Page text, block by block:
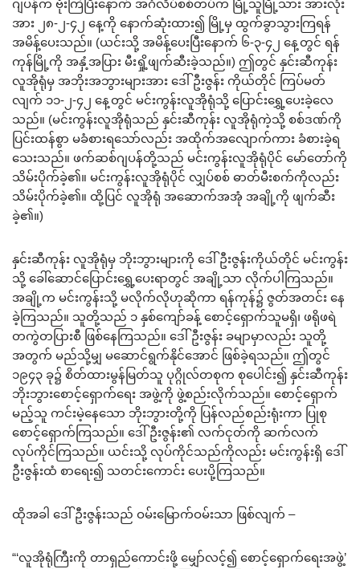
ဂျပန်က ဗုံးကြဲပြီးနောက် အင်္ဂလိပ်စစ်တပ်က မြို့သူမြို့သား အားလုံး
အား ၂၈-၂-၄၂ နေ့ကို နောက်ဆုံးထား၍ မြို့မှ ထွက်ခွာသွားကြရန်
အမိန့်ပေးသည်။ (ယင်းသို့ အမိန့်ပေးပြီးနောက် ၆-၃-၄၂ နေ့တွင် ရန်
ကုန်မြို့ကို အနှံ့အပြား မီးရှို့ဖျက်ဆီးခဲ့သည်။) ဤတွင် နှင်းဆီကုန်း
လူအိုရုံမှ အဘိုးအဘွားများအား ဒေါ်ဦးဇွန်း ကိုယ်တိုင် ကြပ်မတ်
လျက် ၁၁-၂-၄၂ နေ့တွင် မင်းကွန်းလူအိုရုံသို့ ပြောင်းရွှေ့ပေးခဲ့လေ
သည်။ (မင်းကွန်းလူအိုရုံသည် နှင်းဆီကုန်း လူအိုရုံကဲ့သို့ စစ်ဒဏ်ကို
ပြင်းထန်စွာ မခံစားရသော်လည်း အထိုက်အလျောက်ကား ခံစားခဲ့ရ
သေးသည်။ ဖက်ဆစ်ဂျပန်တို့သည် မင်းကွန်းလူအိုရုံပိုင် မော်တော်ကို
သိမ်းပိုက်ခဲ့၏။ မင်းကွန်းလူအိုရုံပိုင် လျှပ်စစ် ဓာတ်မီးစက်ကိုလည်း
သိမ်းပိုက်ခဲ့၏။ ထို့ပြင် လူအိုရုံ အဆောက်အအုံ အချို့ကို ဖျက်ဆီး
ခဲ့၏။)
နှင်းဆီကုန်း လူအိုရုံမှ ဘိုးဘွားများကို ဒေါ်ဦးဇွန်းကိုယ်တိုင် မင်းကွန်း
သို့ ခေါ်ဆောင်ပြောင်းရွှေ့ပေးရာတွင် အချို့သာ လိုက်ပါကြသည်။
အချို့က မင်းကွန်းသို့ မလိုက်လိုဟုဆိုကာ ရန်ကုန်၌ ဇွတ်အတင်း နေ
ခဲ့ကြသည်။ သူတို့သည် ၁ နှစ်ကျော်ခန့် စောင့်ရှောက်သူမရှိ၊ ဖရိုဖရဲ
တကွဲတပြားစီ ဖြစ်နေကြသည်။ ဒေါ်ဦးဇွန်း ခမျာမှာလည်း သူတို့
အတွက် မည်သို့မျှ မဆောင်ရွက်နိုင်အောင် ဖြစ်ခဲ့ရသည်။ ဤတွင်
၁၉၄၃ ခု၌ စိတ်ထားမွန်မြတ်သူ ပုဂ္ဂိုလ်တစုက စုပေါင်း၍ နှင်းဆီကုန်း
ဘိုးဘွားစောင့်ရှောက်ရေး အဖွဲ့ကို ဖွဲ့စည်းလိုက်သည်။ စောင့်ရှောက်
မည့်သူ ကင်းမဲ့နေသော ဘိုးဘွားတို့ကို ပြန်လည်စည်းရုံးကာ ပြုစု
စောင့်ရှောက်ကြသည်။ ဒေါ်ဦးဇွန်း၏ လက်ငုတ်ကို ဆက်လက်
လုပ်ကိုင်ကြသည်။ ယင်းသို့ လုပ်ကိုင်သည်ကိုလည်း မင်းကွန်းရှိ ဒေါ်
ဦးဇွန်းထံ စာရေး၍ သတင်းကောင်း ပေးပို့ကြသည်။
ထိုအခါ ဒေါ်ဦးဇွန်းသည် ဝမ်းမြောက်ဝမ်းသာ ဖြစ်လျက် –
“‘လူအိုရုံကြီးကို တာရှည်ကောင်းဖို့ မျှော်လင့်၍ စောင့်ရှောက်ရေးအဖွဲ့’